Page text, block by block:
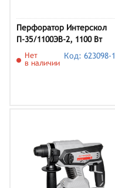
Перфоратор Интерскол
П-35/1100ЭВ-2, 1100 Вт
Нет
в наличии
Код: 623098-1